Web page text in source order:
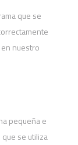
que se
nuestro
pequeña e
se utiliza